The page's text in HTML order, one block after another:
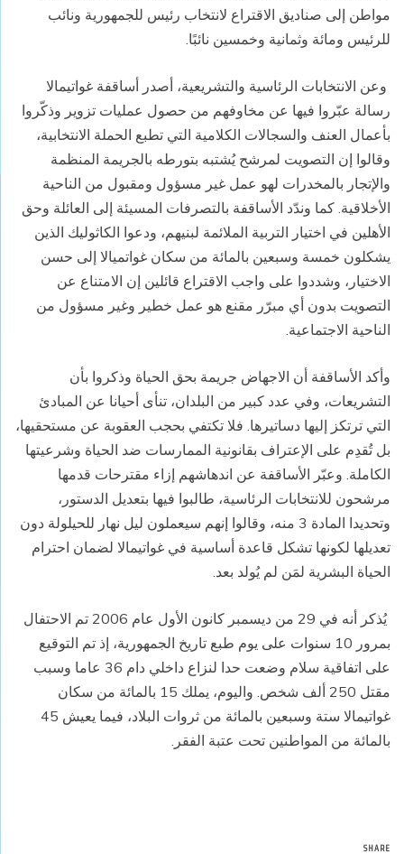
مواطن إلى صناديق الاقتراع لانتخاب رئيس للجمهورية ونائب
للرئيس ومائة وثمانية وخمسين نائبًا.
وعن الانتخابات الرئاسية والتشريعية، أصدر أساقفة غواتيمالا
رسالة عبّروا فيها عن مخاوفهم من حصول عمليات تزوير وذكّروا
بأعمال العنف والسجالات الكلامية التي تطبع الحملة الانتخابية،
وقالوا إن التصويت لمرشح يُشتبه بتورطه بالجريمة المنظمة
والإتجار بالمخدرات لهو عمل غير مسؤول ومقبول من الناحية
الأخلاقية. كما وندّد الأساقفة بالتصرفات المسيئة إلى العائلة وحق
الأهلين في اختيار التربية الملائمة لبنيهم، ودعوا الكاثوليك الذين
يشكلون خمسة وسبعين بالمائة من سكان غواتميالا إلى حسن
الاختيار، وشددوا على واجب الاقتراع قائلين إن الامتناع عن
التصويت بدون أي مبرّر مقنع هو عمل خطير وغير مسؤول من
الناحية الاجتماعية.
وأكد الأساقفة أن الاجهاض جريمة بحق الحياة وذكروا بأن
التشريعات، وفي عدد كبير من البلدان، تنأى أحيانا عن المبادئ
التي ترتكز إليها دساتيرها. فلا تكتفي بحجب العقوبة عن مستحقيها،
بل تُقدِم على الإعتراف بقانونية الممارسات ضد الحياة وشرعيتها
الكاملة. وعبّر الأساقفة عن اندهاشهم إزاء مقترحات قدمها
مرشحون للانتخابات الرئاسية، طالبوا فيها بتعديل الدستور،
وتحديدا المادة 3 منه، وقالوا إنهم سيعملون ليل نهار للحيلولة دون
تعديلها لكونها تشكل قاعدة أساسية في غواتيمالا لضمان احترام
الحياة البشرية لمَن لم يُولد بعد.
يُذكر أنه في 29 من ديسمبر كانون الأول عام 2006 تم الاحتفال
بمرور 10 سنوات على يوم طبع تاريخ الجمهورية، إذ تم التوقيع
على اتفاقية سلام وضعت حدا لنزاع داخلي دام 36 عاما وسبب
مقتل 250 ألف شخص. واليوم، يملك 15 بالمائة من سكان
غواتيمالا ستة وسبعين بالمائة من ثروات البلاد، فيما يعيش 45
بالمائة من المواطنين تحت عتبة الفقر.
SHARE